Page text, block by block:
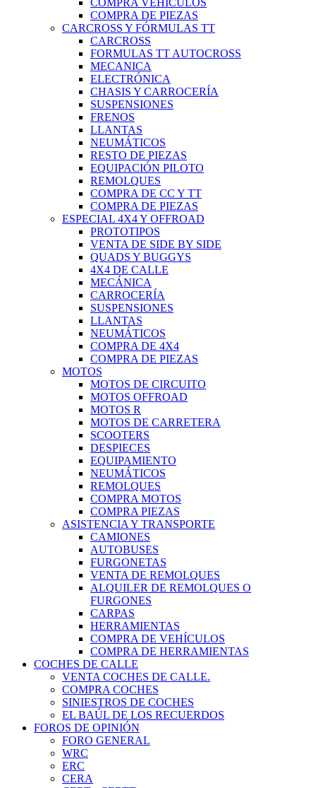
COMPRA VEHÍCULOS
COMPRA DE PIEZAS
CARCROSS Y FÓRMULAS TT
CARCROSS
FORMULAS TT AUTOCROSS
MECANICA
ELECTRÓNICA
CHASIS Y CARROCERÍA
SUSPENSIONES
FRENOS
LLANTAS
NEUMÁTICOS
RESTO DE PIEZAS
EQUIPACIÓN PILOTO
REMOLQUES
COMPRA DE CC Y TT
COMPRA DE PIEZAS
ESPECIAL 4X4 Y OFFROAD
PROTOTIPOS
VENTA DE SIDE BY SIDE
QUADS Y BUGGYS
4X4 DE CALLE
MECÁNICA
CARROCERÍA
SUSPENSIONES
LLANTAS
NEUMÁTICOS
COMPRA DE 4X4
COMPRA DE PIEZAS
MOTOS
MOTOS DE CIRCUITO
MOTOS OFFROAD
MOTOS R
MOTOS DE CARRETERA
SCOOTERS
DESPIECES
EQUIPAMIENTO
NEUMÁTICOS
REMOLQUES
COMPRA MOTOS
COMPRA PIEZAS
ASISTENCIA Y TRANSPORTE
CAMIONES
AUTOBUSES
FURGONETAS
VENTA DE REMOLQUES
ALQUILER DE REMOLQUES O
FURGONES
CARPAS
HERRAMIENTAS
COMPRA DE VEHÍCULOS
COMPRA DE HERRAMIENTAS
COCHES DE CALLE
VENTA COCHES DE CALLE.
COMPRA COCHES
SINIESTROS DE COCHES
EL BAÚL DE LOS RECUERDOS
FOROS DE OPINIÓN
FORO GENERAL
WRC
ERC
CERA